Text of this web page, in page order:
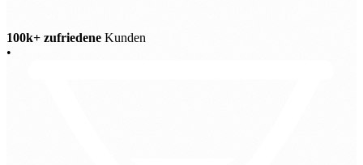
100k+ zufriedene Kunden
•